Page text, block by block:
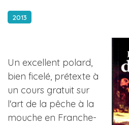
2013
Un excellent polard,
bien ficelé, prétexte à
un cours gratuit sur
l'art de la pêche à la
mouche en Franche-